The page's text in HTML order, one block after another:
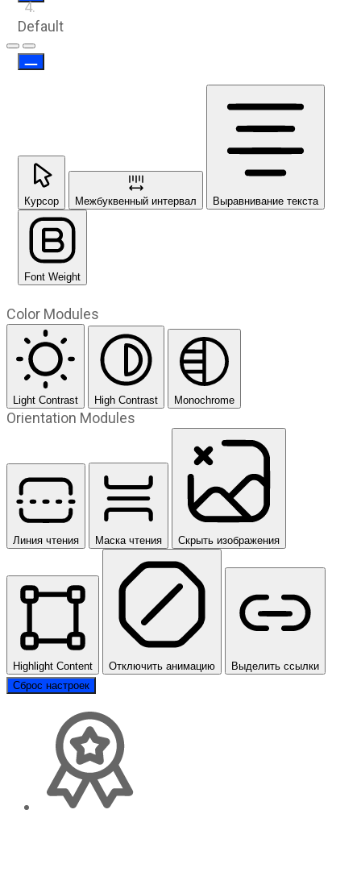
Предыдущий слайд
Следующий слайд
Default
Курсор Межбуквенный интервал Выравнивание текста
Font Weight
Color Modules
Light Contrast High Contrast Monochrome
Orientation Modules
Линия чтения Маска чтения Скрыть изображения
Highlight Content Отключить анимацию
Выделить ссылки
Сброс настроек